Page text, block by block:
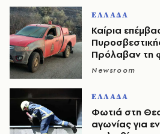
ΕΛΛΑΔΑ
Καίρια
Πρόλαβαν τη
Newsroom
ΕΛΛΑΔΑ
Φωτιά στη
αγωνίας για